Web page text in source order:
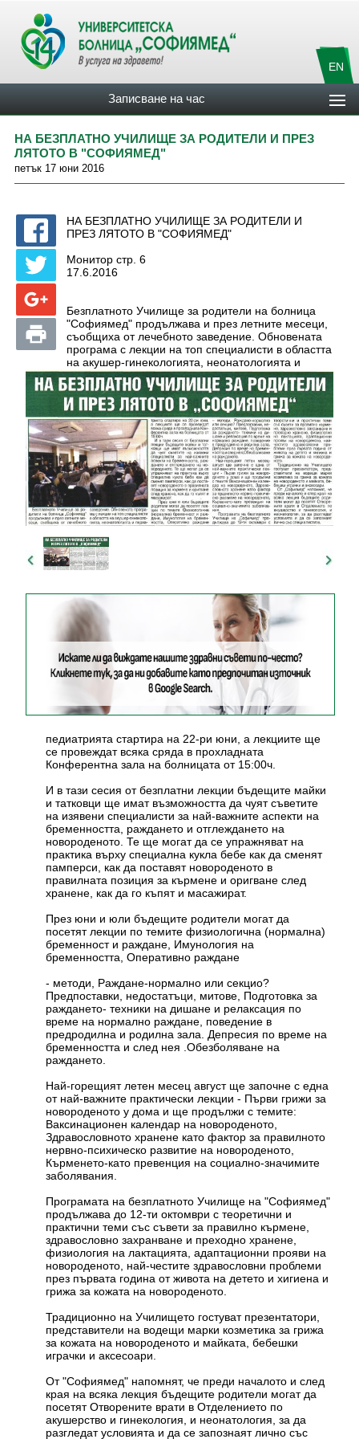
EN
Записване на час
НА БЕЗПЛАТНО УЧИЛИЩЕ ЗА РОДИТЕЛИ И ПРЕЗ
ЛЯТОТО В "СОФИЯМЕД"
петък 17 юни 2016
НА БЕЗПЛАТНО УЧИЛИЩЕ ЗА РОДИТЕЛИ И
ПРЕЗ ЛЯТОТО В "СОФИЯМЕД"
Монитор стр. 6
17.6.2016
Безплатното Училище за родители на болница
"Софиямед" продължава и през летните месеци,
съобщиха от лечебното заведение. Обновената
програма с лекции на топ специалисти в областта
на акушер-гинекологията, неонатологията и
педиатрията стартира на 22-ри юни, а лекциите ще
се провеждат всяка сряда в прохладната
Конферентна зала на болницата от 15:00ч.
И в тази сесия от безплатни лекции бъдещите майки
и татковци ще имат възможността да чуят съветите
на изявени специалисти за най-важните аспекти на
бременността, раждането и отглеждането на
новороденото. Те ще могат да се упражняват на
практика върху специална кукла бебе как да сменят
памперси, как да поставят новороденото в
правилната позиция за кърмене и оригване след
хранене, как да го къпят и масажират.
През юни и юли бъдещите родители могат да
посетят лекции по темите физиологична (нормална)
бременност и раждане, Имунология на
бременността, Оперативно раждане
- методи, Раждане-нормално или секцио?
Предпоставки, недостатъци, митове, Подготовка за
раждането- техники на дишане и релаксация по
време на нормално раждане, поведение в
предродилна и родилна зала. Депресия по време на
бременността и след нея .Обезболяване на
раждането.
Най-горещият летен месец август ще започне с една
от най-важните практически лекции - Първи грижи за
новороденото у дома и ще продължи с темите:
Ваксинационен календар на новороденото,
Здравословното хранене като фактор за правилното
нервно-психическо развитие на новороденото,
Кърменето-като превенция на социално-значимите
заболявания.
Програмата на безплатното Училище на "Софиямед"
продължава до 12-ти октомври с теоретични и
практични теми със съвети за правилно кърмене,
здравословно захранване и преходно хранене,
физиология на лактацията, адаптационни прояви на
новороденото, най-честите здравословни проблеми
през първата година от живота на детето и хигиена и
грижа за кожата на новороденото.
Традиционно на Училището гостуват презентатори,
представители на водещи марки козметика за грижа
за кожата на новороденото и майката, бебешки
играчки и аксесоари.
От "Софиямед" напомнят, че преди началото и след
края на всяка лекция бъдещите родители могат да
посетят Отворените врати в Отделението по
акушерство и гинекология, и неонатология, за да
разгледат условията и да се запознаят лично със